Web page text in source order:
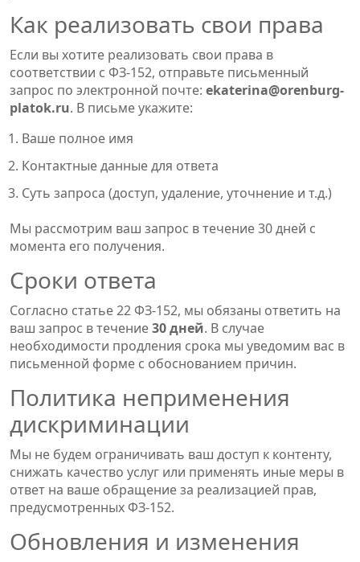
Как реализовать свои права
Если вы хотите реализовать свои права в
соответствии с ФЗ-152, отправьте письменный
запрос по электронной почте: ekaterina@orenburg-
platok.ru. В письме укажите:
Ваше полное имя
Контактные данные для ответа
Суть запроса (доступ, удаление, уточнение и т.д.)
Мы рассмотрим ваш запрос в течение 30 дней с
момента его получения.
Сроки ответа
Согласно статье 22 ФЗ-152, мы обязаны ответить на
ваш запрос в течение30 дней. В случае
необходимости продления срока мы уведомим вас в
письменной форме с обоснованием причин.
Политика неприменения
дискриминации
Мы не будем ограничивать ваш доступ к контенту,
снижать качество услуг или применять иные меры в
ответ на ваше обращение за реализацией прав,
предусмотренных ФЗ-152.
Обновления и изменения